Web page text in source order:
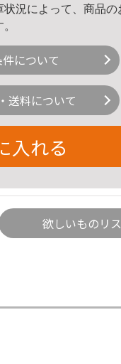
況によって、商品の
について
送料について
入れる
欲しいものリ